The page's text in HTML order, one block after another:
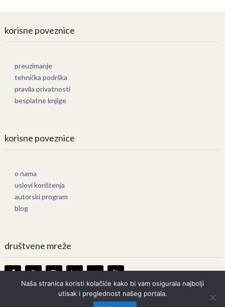
korisne poveznice
preuzimanje
tehnička podrška
pravila privatnosti
besplatne knjige
korisne poveznice
o nama
uslovi korištenja
autorski program
blog
društvene mreže
Knjige OnlineCopyright © 2026.
Naša stranica koristi kolačiće kako bi vam osigurala najbolji
utisak i preglednost našeg portala.